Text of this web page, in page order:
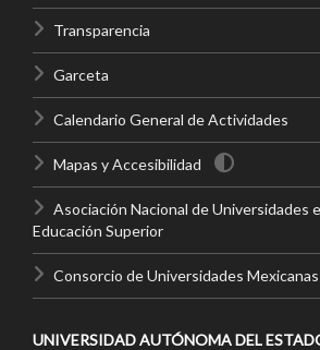
Transparencia
Garceta
Calendario General de Actividades
Mapas y Accesibilidad
Asociación Nacional de Universidades
Educación Superior
Consorcio de Universidades Mexicanas
UNIVERSIDAD AUTÓNOMA DEL